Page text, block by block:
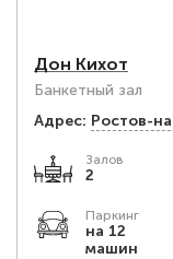
Дон Кихот
Банкетный зал
Адрес: Ростов-
Залов
2
Паркинг
на 12
машин